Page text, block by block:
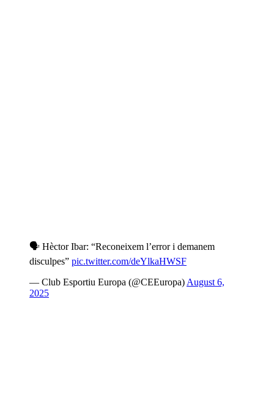
🗣️ Hèctor Ibar: “Reconeixem l’error i demanem
disculpes” pic.twitter.com/deYlkaHWSF
— Club Esportiu Europa (@CEEuropa)August 6,
2025